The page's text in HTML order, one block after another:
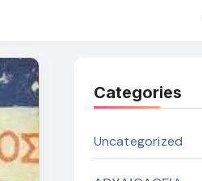
Categories
Uncategorized